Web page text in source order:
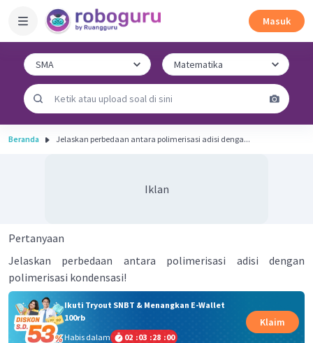
Masuk
Beranda Jelaskan perbedaan antara polimerisasi adisi denga...
Iklan
Pertanyaan
Jelaskan perbedaan antara polimerisasi adisi dengan
polimerisasi kondensasi!
Ikuti Tryout SNBT & Menangkan E-Wallet
100rb
Habis dalam
02 :03 :28 :00
Klaim